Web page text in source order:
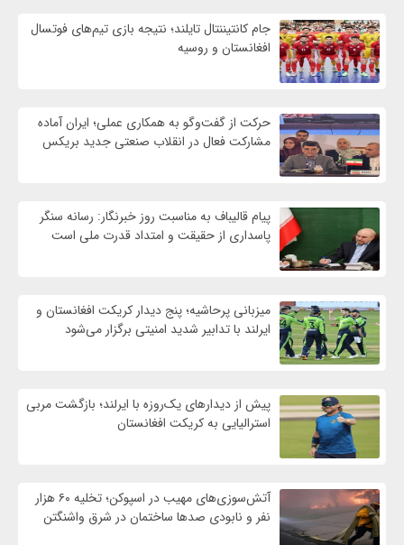
جام کانتیننتال تایلند؛ نتیجه بازی تیم‌های فوتسال
افغانستان و روسیه
حرکت از گفت‌وگو به همکاری عملی؛ ایران آماده
مشارکت فعال در انقلاب صنعتی جدید بریکس
پیام قالیباف به مناسبت روز خبرنگار: رسانه سنگر
پاسداری از حقیقت و امتداد قدرت ملی است
میزبانی پرحاشیه؛ پنج دیدار کریکت افغانستان و
ایرلند با تدابیر شدید امنیتی برگزار می‌شود
پیش از دیدارهای یک‌روزه با ایرلند؛ بازگشت مربی
استرالیایی به کریکت افغانستان
آتش‌سوزی‌های مهیب در اسپوکن؛ تخلیه ۶۰ هزار
نفر و نابودی صدها ساختمان در شرق واشنگتن